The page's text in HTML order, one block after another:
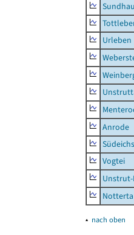
Urleben
Anrode
Vogtei
▴ nach oben